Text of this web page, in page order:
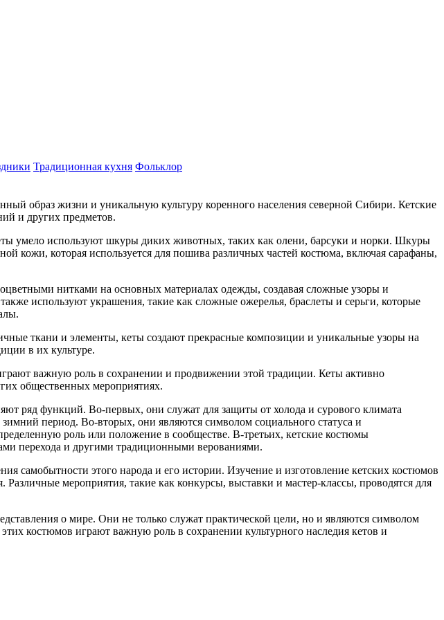
Традиционная кухня Фольклор
образ жизни и уникальную культуру коренного населения северной Сибири. Кетские
и других предметов.
умело используют шкуры диких животных, таких как олени, барсуки и норки. Шкуры
кожи, которая используется для пошива различных частей костюма, включая сарафаны,
нитками на основных материалах одежды, создавая сложные узоры и
используют украшения, такие как сложные ожерелья, браслеты и серьги, которые
ткани и элементы, кеты создают прекрасные композиции и уникальные узоры на
в их культуре.
важную роль в сохранении и продвижении этой традиции. Кеты активно
общественных мероприятиях.
ряд функций. Во-первых, они служат для защиты от холода и сурового климата
период. Во-вторых, они являются символом социального статуса и
роль или положение в сообществе. В-третьих, кетские костюмы
перехода и другими традиционными верованиями.
самобытности этого народа и его истории. Изучение и изготовление кетских костюмов
мероприятия, такие как конкурсы, выставки и мастер-классы, проводятся для
о мире. Они не только служат практической цели, но и являются символом
костюмов играют важную роль в сохранении культурного наследия кетов и